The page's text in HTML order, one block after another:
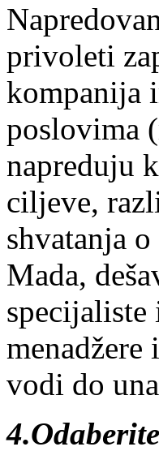
privoleti
kompanija
poslovima
napreduju
ciljeve,
shvatanja
Mada,
specijaliste
vodi do